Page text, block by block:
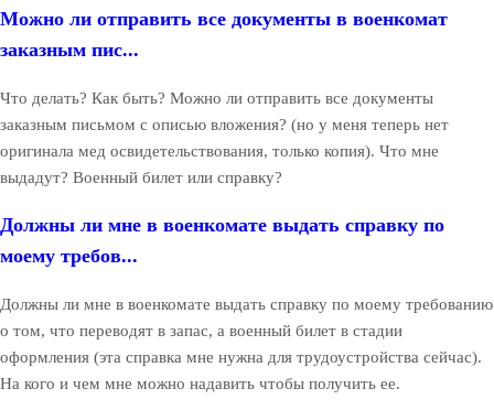
Можно ли отправить все документы в военкомат
заказным пис...
Что делать? Как быть? Можно ли отправить все документы
заказным письмом с описью вложения? (но у меня теперь нет
оригинала мед освидетельствования, только копия). Что мне
выдадут? Военный билет или справку?
Должны ли мне в военкомате выдать справку по
моему требов...
Должны ли мне в военкомате выдать справку по моему требованию
о том, что переводят в запас, а военный билет в стадии
оформления (эта справка мне нужна для трудоустройства сейчас).
На кого и чем мне можно надавить чтобы получить ее.